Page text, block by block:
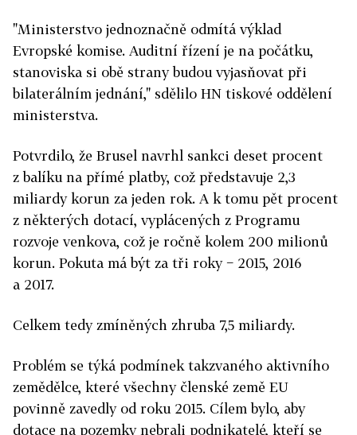
"Ministerstvo jednoznačně odmítá výklad
Evropské komise. Auditní řízení je na počátku,
stanoviska si obě strany budou vyjasňovat při
bilaterálním jednání," sdělilo HN tiskové oddělení
ministerstva.
Potvrdilo, že Brusel navrhl sankci deset procent
z balíku na přímé platby, což představuje 2,3
miliardy korun za jeden rok. A k tomu pět procent
z některých dotací, vyplácených z Programu
rozvoje venkova, což je ročně kolem 200 milionů
korun. Pokuta má být za tři roky − 2015, 2016
a 2017.
Celkem tedy zmíněných zhruba 7,5 miliardy.
Problém se týká podmínek takzvaného aktivního
zemědělce, které všechny členské země EU
povinně zavedly od roku 2015. Cílem bylo, aby
dotace na pozemky nebrali podnikatelé, kteří se